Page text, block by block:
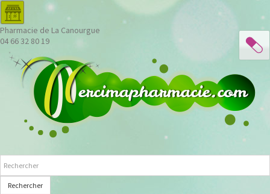
Pharmacie de La Canourgue
04 66 32 80 19
Rechercher